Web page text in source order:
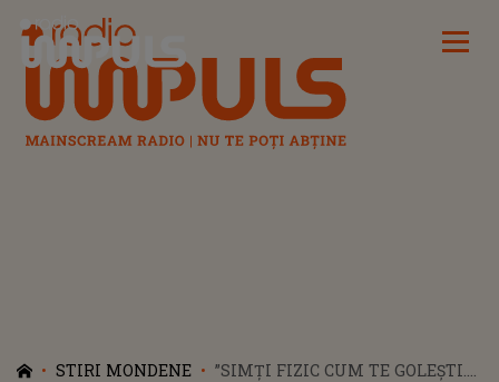
Radio Impuls
STIRI MONDENE
”SIMȚI FIZIC CUM TE GOLEȘTI.